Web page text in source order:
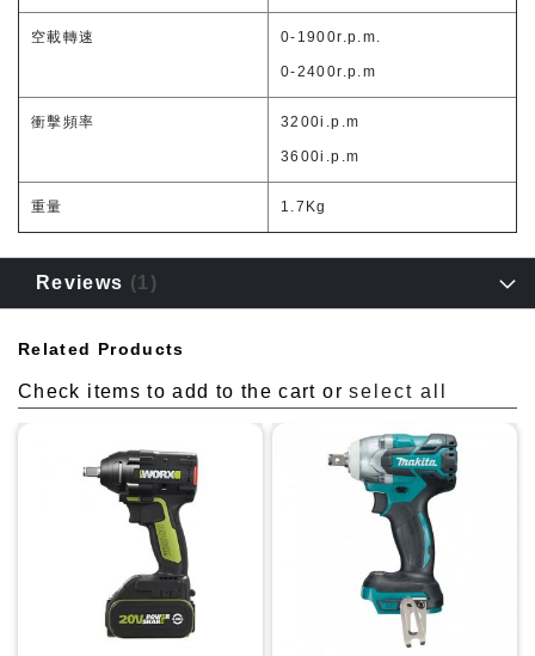
空載轉速 0-1900r.p.m.
0-2400r.p.m
衝擊頻率 3200i.p.m
3600i.p.m
重量 1.7Kg
Reviews 1
Related Products
Check items to add to the cart orselect all